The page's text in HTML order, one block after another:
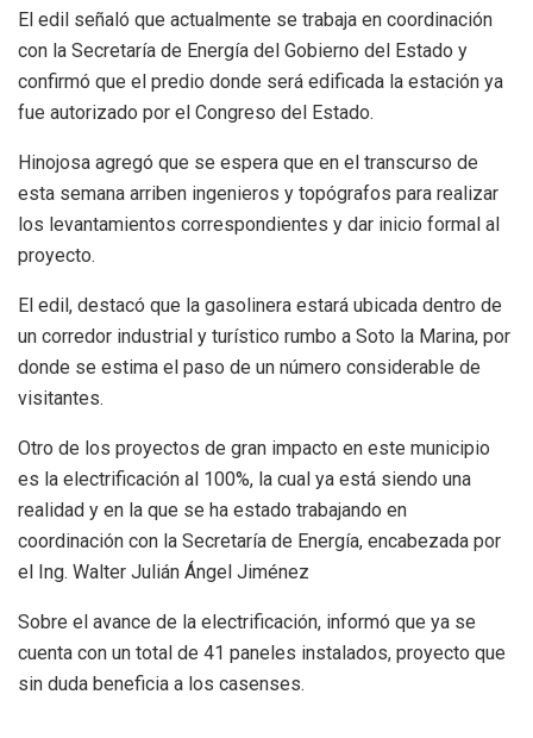
El edil señaló que actualmente se trabaja en coordinación
con la Secretaría de Energía del Gobierno del Estado y
confirmó que el predio donde será edificada la estación ya
fue autorizado por el Congreso del Estado.
Hinojosa agregó que se espera que en el transcurso de
esta semana arriben ingenieros y topógrafos para realizar
los levantamientos correspondientes y dar inicio formal al
proyecto.
El edil, destacó que la gasolinera estará ubicada dentro de
un corredor industrial y turístico rumbo a Soto la Marina, por
donde se estima el paso de un número considerable de
visitantes.
Otro de los proyectos de gran impacto en este municipio
es la electrificación al 100%, la cual ya está siendo una
realidad y en la que se ha estado trabajando en
coordinación con la Secretaría de Energía, encabezada por
el Ing. Walter Julián Ángel Jiménez
Sobre el avance de la electrificación, informó que ya se
cuenta con un total de 41 paneles instalados, proyecto que
sin duda beneficia a los casenses.